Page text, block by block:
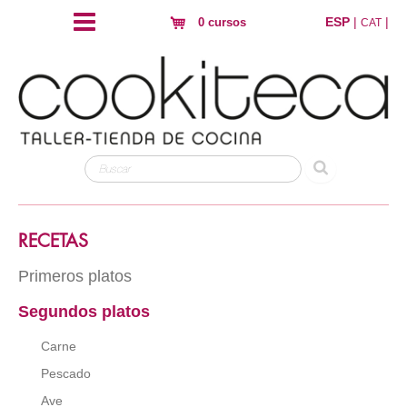
0 cursos ESP | CAT |
RECETAS
Primeros platos
Arroz
Segundos platos
Carne
Pescado
Ave